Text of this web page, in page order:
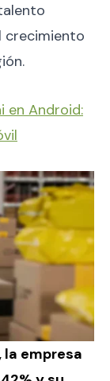
crecimiento
en Android:
empresa